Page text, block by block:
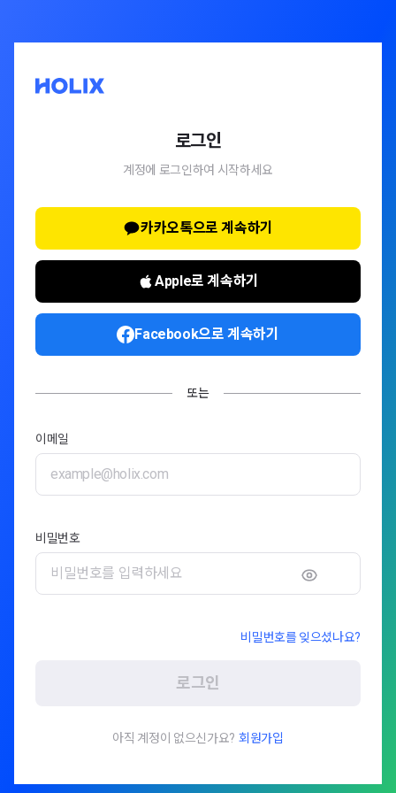
로그인
계정에 로그인하여 시작하세요
카카오톡으로 계속하기
Apple로 계속하기
Facebook으로 계속하기
또는
이메일
비밀번호
비밀번호를 잊으셨나요?
로그인
아직 계정이 없으신가요? 회원가입